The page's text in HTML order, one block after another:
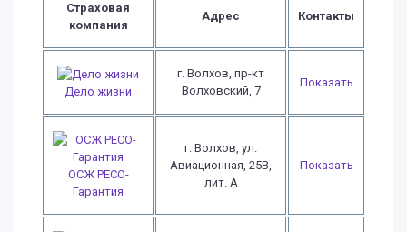
Страховая
компания
Адрес Контакты
Дело жизни
г. Волхов, пр-кт
Волховский, 7
Показать
ОСЖ РЕСО-
Гарантия
г. Волхов, ул.
Авиационная, 25В,
лит. А
Показать